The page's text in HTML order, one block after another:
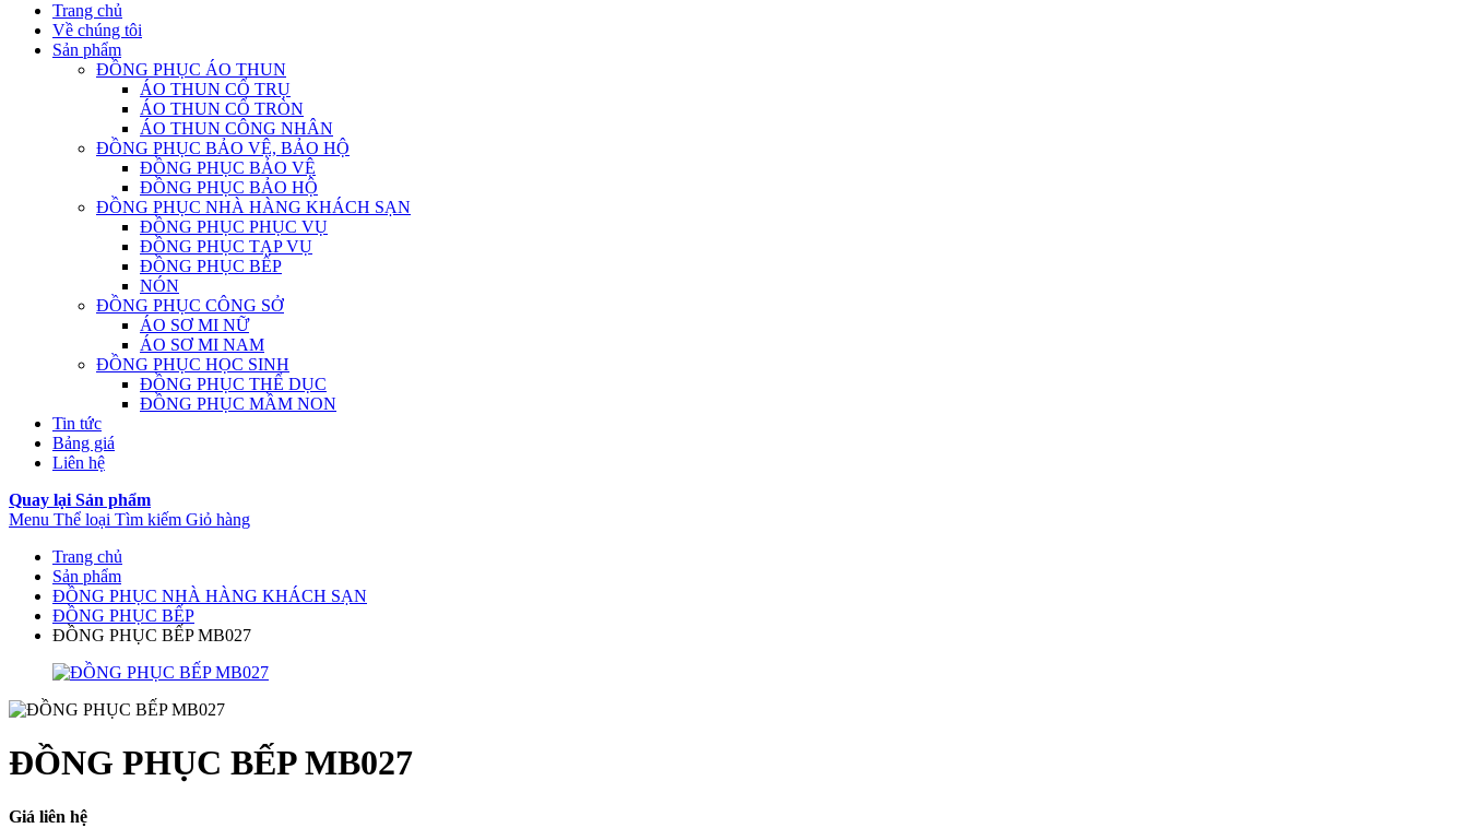
Trang chủ
Về chúng tôi
Sản phẩm
ĐỒNG PHỤC ÁO THUN
ÁO THUN CỔ TRỤ
ÁO THUN CỔ TRÒN
ÁO THUN CÔNG NHÂN
ĐỒNG PHỤC BẢO VỆ, BẢO HỘ
ĐỒNG PHỤC BẢO VỆ
ĐỒNG PHỤC BẢO HỘ
ĐỒNG PHỤC NHÀ HÀNG KHÁCH SẠN
ĐỒNG PHỤC PHỤC VỤ
ĐỒNG PHỤC TẠP VỤ
ĐỒNG PHỤC BẾP
NÓN
ĐỒNG PHỤC CÔNG SỞ
ÁO SƠ MI NỮ
ÁO SƠ MI NAM
ĐỒNG PHỤC HỌC SINH
ĐỒNG PHỤC THỂ DỤC
ĐỒNG PHỤC MẦM NON
Tin tức
Bảng giá
Liên hệ
Quay lại Sản phẩm
Menu Thể loại Tìm kiếm Giỏ hàng
Trang chủ
Sản phẩm
ĐỒNG PHỤC NHÀ HÀNG KHÁCH SẠN
ĐỒNG PHỤC BẾP
ĐỒNG PHỤC BẾP MB027
ĐỒNG PHỤC BẾP MB027
Giá liên hệ